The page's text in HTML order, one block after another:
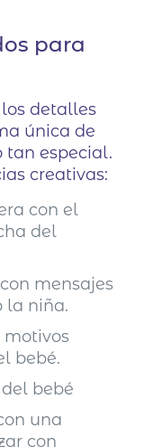
para
detalles
única de
tan especial.
creativas:
con el
del
mensajes
la niña.
motivos
bebé.
bebé
una
con